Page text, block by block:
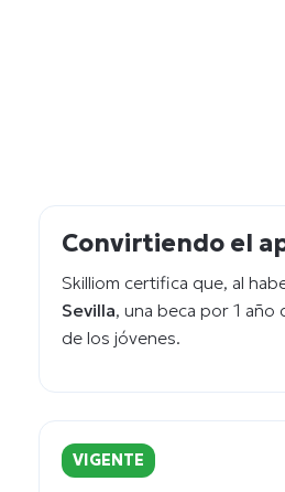
Convirtiendo el
Skilliom certifica que, al
Sevilla, una beca por 1 año
de los jóvenes.
VIGENTE